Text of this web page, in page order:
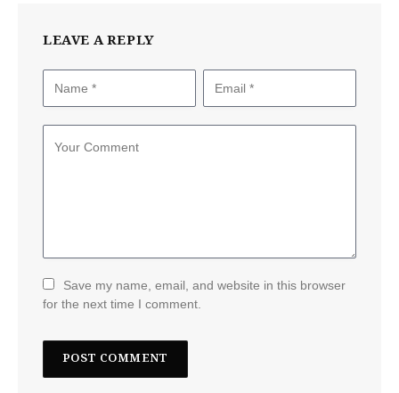
LEAVE A REPLY
Save my name, email, and website in this browser
for the next time I comment.